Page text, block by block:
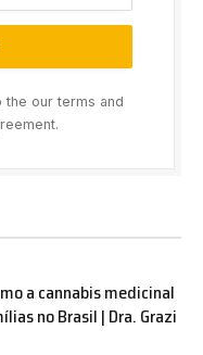
the our terms and
a cannabis medicinal
no Brasil | Dra. Grazi